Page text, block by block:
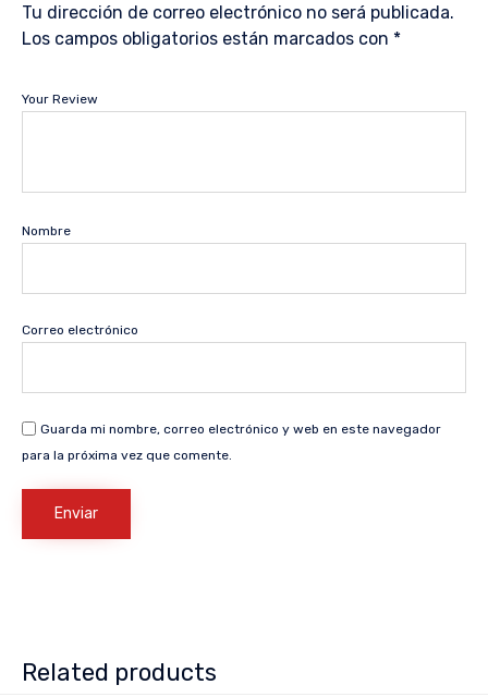
Tu dirección de correo electrónico no será publicada.
Los campos obligatorios están marcados con *
Your Review
Nombre
Correo electrónico
Guarda mi nombre, correo electrónico y web en este navegador
para la próxima vez que comente.
Related products